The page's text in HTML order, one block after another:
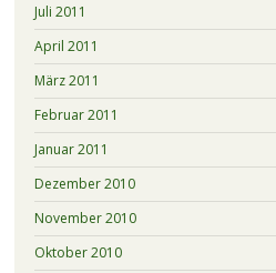
Juli 2011
April 2011
März 2011
Februar 2011
Januar 2011
Dezember 2010
November 2010
Oktober 2010